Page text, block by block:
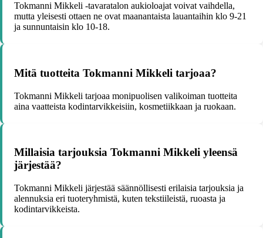
Tokmanni Mikkeli -tavaratalon aukioloajat voivat vaihdella,
mutta yleisesti ottaen ne ovat maanantaista lauantaihin klo 9-21
ja sunnuntaisin klo 10-18.
Mitä tuotteita Tokmanni Mikkeli tarjoaa?
Tokmanni Mikkeli tarjoaa monipuolisen valikoiman tuotteita
aina vaatteista kodintarvikkeisiin, kosmetiikkaan ja ruokaan.
Millaisia tarjouksia Tokmanni Mikkeli yleensä
järjestää?
Tokmanni Mikkeli järjestää säännöllisesti erilaisia tarjouksia ja
alennuksia eri tuoteryhmistä, kuten tekstiileistä, ruoasta ja
kodintarvikkeista.